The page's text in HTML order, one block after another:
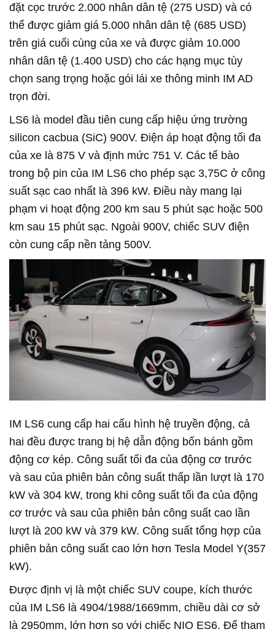
đặt cọc trước 2.000 nhân dân tệ (275 USD) và có
thể được giảm giá 5.000 nhân dân tệ (685 USD)
trên giá cuối cùng của xe và được giảm 10.000
nhân dân tệ (1.400 USD) cho các hạng mục tùy
chọn sang trọng hoặc gói lái xe thông minh IM AD
trọn đời.
LS6 là model đầu tiên cung cấp hiệu ứng trường
silicon cacbua (SiC) 900V. Điện áp hoạt động tối đa
của xe là 875 V và định mức 751 V. Các tế bào
trong bộ pin của IM LS6 cho phép sạc 3,75C ở công
suất sạc cao nhất là 396 kW. Điều này mang lại
phạm vi hoạt động 200 km sau 5 phút sạc hoặc 500
km sau 15 phút sạc. Ngoài 900V, chiếc SUV điện
còn cung cấp nền tảng 500V.
IM LS6 cung cấp hai cấu hình hệ truyền động, cả
hai đều được trang bị hệ dẫn động bốn bánh gồm
động cơ kép. Công suất tối đa của động cơ trước
và sau của phiên bản công suất thấp lần lượt là 170
kW và 304 kW, trong khi công suất tối đa của động
cơ trước và sau của phiên bản công suất cao lần
lượt là 200 kW và 379 kW. Công suất tổng hợp của
phiên bản công suất cao lớn hơn Tesla Model Y(357
kW).
Được định vị là một chiếc SUV coupe, kích thước
của IM LS6 là 4904/1988/1669mm, chiều dài cơ sở
là 2950mm, lớn hơn so với chiếc NIO ES6. Để tham